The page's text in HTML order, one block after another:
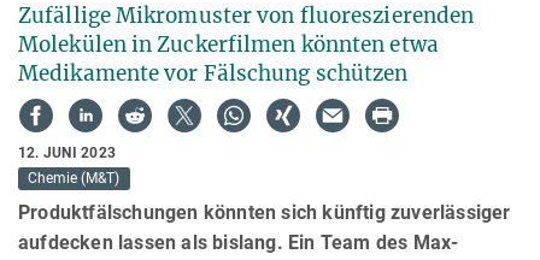
Zufällige Mikromuster von fluoreszierenden
Molekülen in Zuckerfilmen könnten etwa
Medikamente vor Fälschung schützen
12. JUNI 2023
Chemie (M&T)
Produktfälschungen könnten sich künftig zuverlässiger
aufdecken lassen als bislang. Ein Team des Max-